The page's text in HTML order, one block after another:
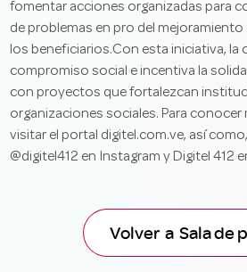
fomentar acciones organizadas para
de problemas en pro del mejoramiento
los beneficiarios.Con esta iniciativa, la
compromiso social e incentiva la
con proyectos que fortalezcan
organizaciones sociales. Para conocer
visitar el portal digitel.com.ve, así
@digitel412 en Instagram y Digitel 412
Volver a Sala de